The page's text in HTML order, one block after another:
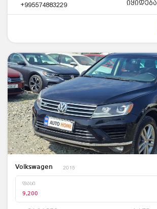
+995574883229
იყიდება
Volkswagen 2015
ფასი
9,200